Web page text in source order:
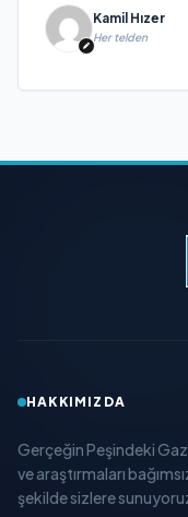
Kamil Hızer
Her telden
HAKKIMIZDA
Gerçeğin Peşindeki
ve araştırmaları
şekilde sizlere